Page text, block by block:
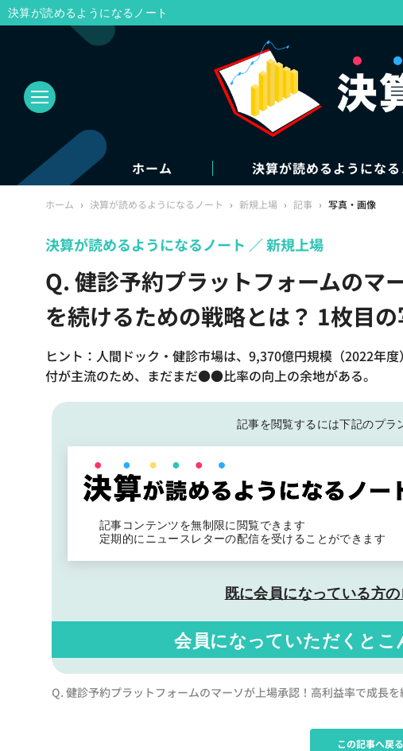
ホーム 決算が読めるようになる
ホーム › 決算が読めるようになるノート › 新規上場 › 記事 › 写真・画像
Q. 健診予約プラットフォームのマ
を続けるための戦略とは？ 1枚目
ヒント：人間ドック・健診市場は、9,370億円規模（2022
付が主流のため、まだまだ●●比率の向上の余地がある。
決算が読めるようになるノート 新規上場
記事を閲覧するには下記のプラ
記事コンテンツを無制限に閲覧できます
定期的にニュースレターの配信を受けることができます
既に会員になっている方の
会員になっていただくと こ
Q. 健診予約プラットフォームのマーソが上場承認！高利益率で成長
この記事へ戻る
決算が読めるようになるノート